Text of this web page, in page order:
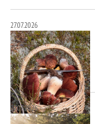
27.07.2026
27.07.2026